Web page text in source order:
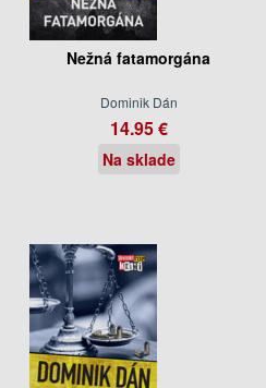
Nežná fatamorgána
Dominik Dán
14.95 €
Na sklade